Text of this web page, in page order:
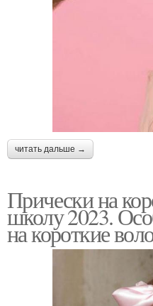
читать дальше →
Прически на
школу 2023.
на короткие